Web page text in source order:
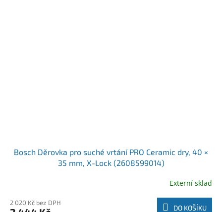
Bosch Děrovka pro suché vrtání PRO Ceramic dry, 40 ×
35 mm, X-Lock (2608599014)
Externí sklad
2 020 Kč bez DPH
DO KOŠÍKU